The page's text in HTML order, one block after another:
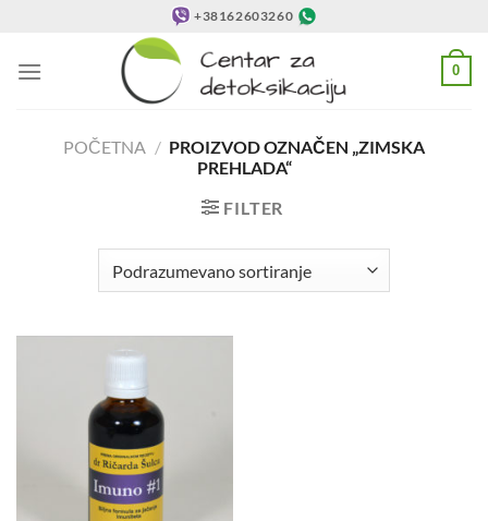
sadržaj
+38162603260
0
POČETNA / PROIZVOD OZNAČEN „ZIMSKA
PREHLADA“
FILTER